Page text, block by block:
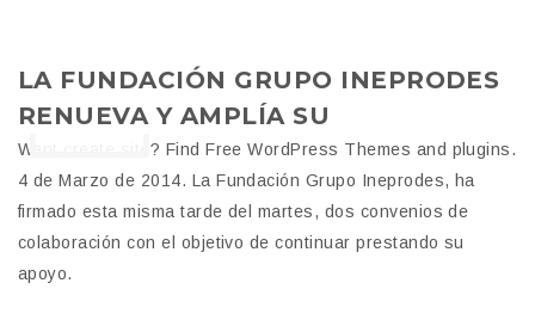
04
MAR
LA FUNDACIÓN GRUPO INEPRODES
RENUEVA Y AMPLÍA SU
COLABORACIÓN CON LA
ASOCIACIÓN DEL ALZHEIMER
EGABRENSE – ADAE
Want create site? Find Free WordPress Themes and plugins.
4 de Marzo de 2014. La Fundación Grupo Ineprodes, ha
firmado esta misma tarde del martes, dos convenios de
colaboración con el objetivo de continuar prestando su
apoyo.